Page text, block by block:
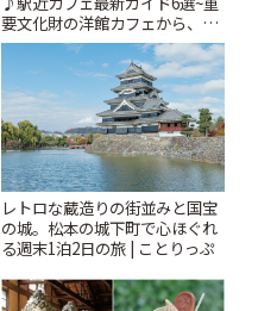
要文化財の洋館カフェから、改
札すぐのレトロ喫茶まで~ | こと
レトロな蔵造りの街並みと国宝
の城。松本の城下町で心ほぐれ
る週末1泊2日の旅 | ことりっぷ